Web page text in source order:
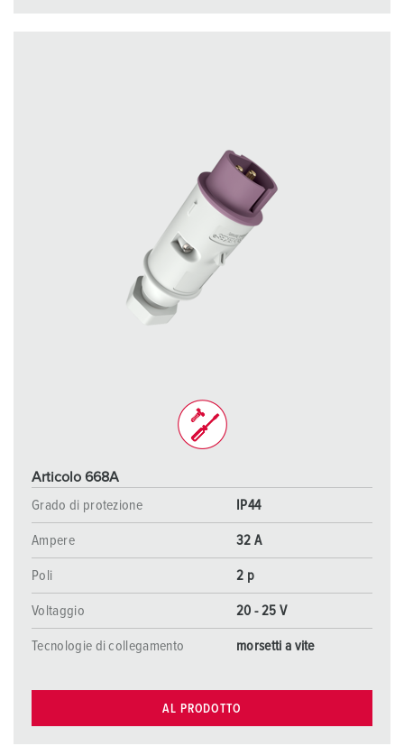
Articolo 668A
Grado di protezione
IP44
Ampere 32 A
Poli 2 p
Voltaggio 20 - 25 V
Tecnologie di collegamento morsetti a vite
AL PRODOTTO